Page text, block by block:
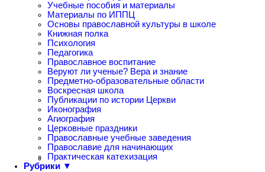
Учебные пособия и материалы
Материалы по ИППЦ
Основы православной культуры в школе
Книжная полка
Психология
Педагогика
Православное воспитание
Веруют ли ученые? Вера и знание
Предметно-образовательные области
Воскресная школа
Публикации по истории Церкви
Иконография
Агиография
Церковные праздники
Православные учебные заведения
Православие для начинающих
Практическая катехизация
Рубрики ▼